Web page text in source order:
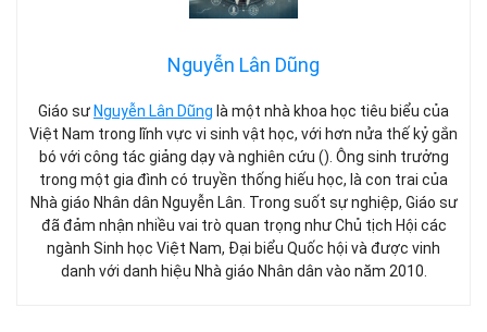
Nguyễn Lân Dũng
Giáo sư Nguyễn Lân Dũng là một nhà khoa học tiêu biểu của
Việt Nam trong lĩnh vực vi sinh vật học, với hơn nửa thế kỷ gắn
bó với công tác giảng dạy và nghiên cứu (). Ông sinh trưởng
trong một gia đình có truyền thống hiếu học, là con trai của
Nhà giáo Nhân dân Nguyễn Lân. Trong suốt sự nghiệp, Giáo sư
đã đảm nhận nhiều vai trò quan trọng như Chủ tịch Hội các
ngành Sinh học Việt Nam, Đại biểu Quốc hội và được vinh
danh với danh hiệu Nhà giáo Nhân dân vào năm 2010.